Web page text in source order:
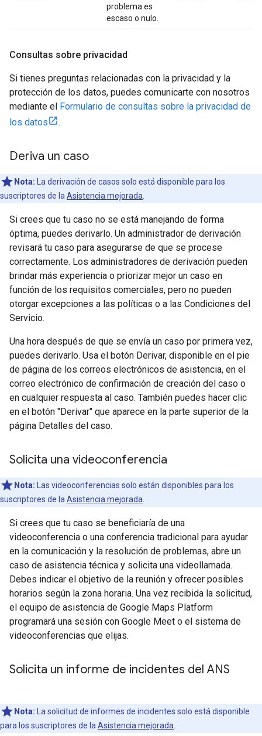
problema es
escaso o nulo.
Consultas sobre privacidad
Si tienes preguntas relacionadas con la privacidad y la
protección de los datos, puedes comunicarte con nosotros
mediante el Formulario de consultas sobre la privacidad de
los datos
.
Deriva un caso
Nota: La derivación de casos solo está disponible para los
suscriptores de la Asistencia mejorada
Si crees que tu caso no se está manejando de forma
óptima, puedes derivarlo. Un administrador de derivación
revisará tu caso para asegurarse de que se procese
correctamente. Los administradores de derivación pueden
brindar más experiencia o priorizar mejor un caso en
función de los requisitos comerciales, pero no pueden
otorgar excepciones a las políticas o a las Condiciones del
Servicio.
Una hora después de que se envía un caso por primera vez,
puedes derivarlo. Usa el botón Derivar, disponible en el pie
de página de los correos electrónicos de asistencia, en el
correo electrónico de confirmación de creación del caso o
en cualquier respuesta al caso. También puedes hacer clic
en el botón "Derivar" que aparece en la parte superior de la
página Detalles del caso.
Solicita una videoconferencia
Nota: Las videoconferencias solo están disponibles para los
suscriptores de la Asistencia mejorada
Si crees que tu caso se beneficiaría de una
videoconferencia o una conferencia tradicional para ayudar
en la comunicación y la resolución de problemas, abre un
caso de asistencia técnica y solicita una videollamada.
Debes indicar el objetivo de la reunión y ofrecer posibles
horarios según la zona horaria. Una vez recibida la solicitud,
el equipo de asistencia de Google Maps Platform
programará una sesión con Google Meet o el sistema de
videoconferencias que elijas.
Solicita un informe de incidentes del ANS
Nota: La solicitud de informes de incidentes solo está disponible
para los suscriptores de la Asistencia mejorada